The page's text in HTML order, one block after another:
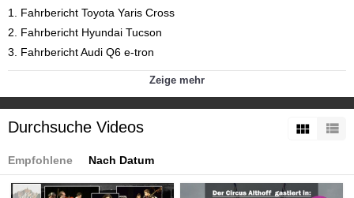
1. Fahrbericht Toyota Yaris Cross
2. Fahrbericht Hyundai Tucson
3. Fahrbericht Audi Q6 e-tron
4. News - Skoda Elroq, Histo-Cup Finale-Ankünder
Kategorien:
Themen » Motorsport
Themen » Wirtschaft
Themen » motortv-Sendung
Tags:
hyundai_tucson
audi_q6_e-tron skoda_elroq
Zeige mehr
Durchsuche Videos
Empfohlene Nach Datum